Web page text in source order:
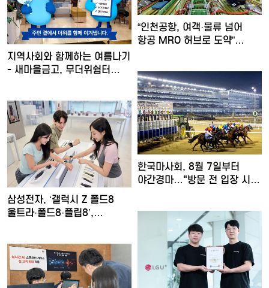
지역사회와 함께하는 여름나기
- 새마을금고, 무더위쉼터…
“인천공항, 여객·물류 넘어
항공 MRO 허브로 도약”…
한국마사회, 8월 7일부터
야간경마…"방문 전 입장 시…
삼성전자, ‘갤럭시 Z 폴드8
울트라·폴드8·플립8’,…